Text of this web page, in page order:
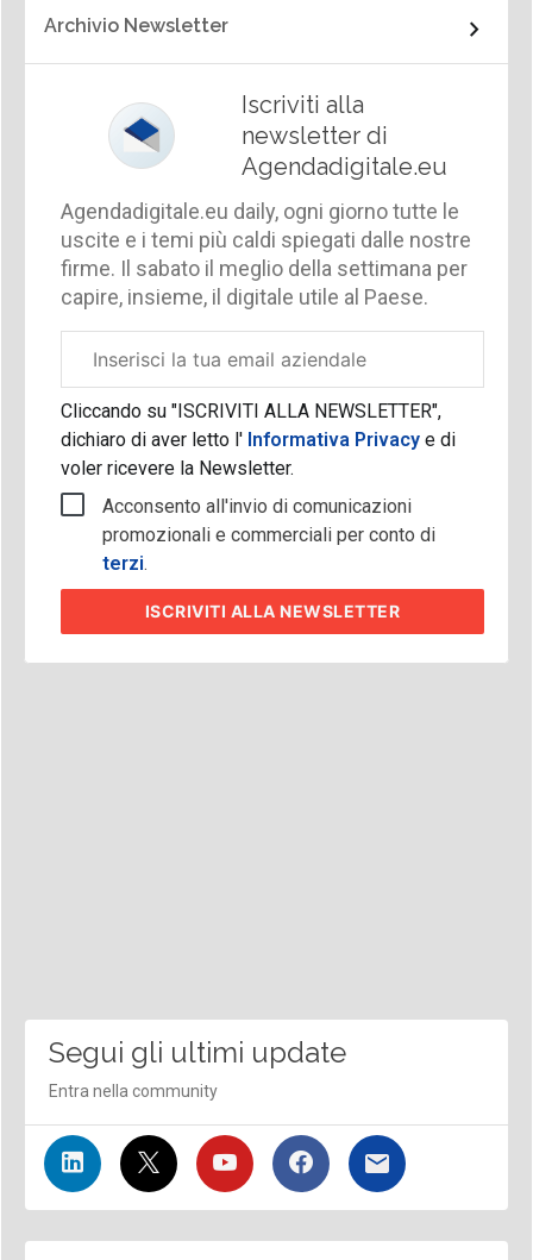
Archivio Newsletter
Iscriviti alla
newsletter di
Agendadigitale.eu
Agendadigitale.eu daily, ogni giorno tutte le
uscite e i temi più caldi spiegati dalle nostre
firme. Il sabato il meglio della settimana per
capire, insieme, il digitale utile al Paese.
aziendale
Cliccando su "ISCRIVITI ALLA NEWSLETTER",
dichiaro di aver letto l'Informativa Privacy e di
voler ricevere la Newsletter.
Acconsento all'invio di comunicazioni
promozionali e commerciali per conto di
terzi.
ISCRIVITI ALLA NEWSLETTER
Segui gli ultimi update
Entra nella community